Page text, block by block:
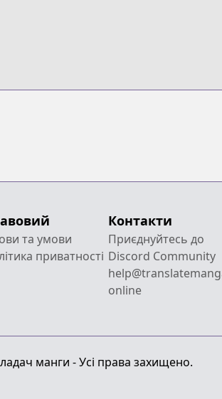
та умови
приватності
Контакти
Приєднуйтесь до
Discord Community
online
манги - Усі права захищено.